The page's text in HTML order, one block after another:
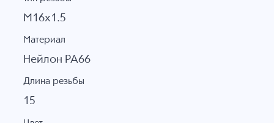
M16x1.5
Материал
Нейлон PA66
Длина резьбы
15